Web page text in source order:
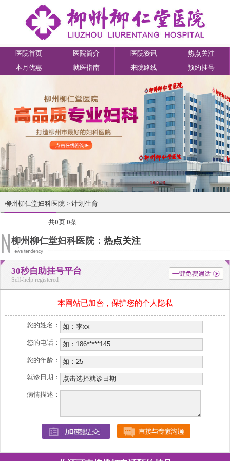
医院首页 医院简介 医院资讯
热点关注
本月优惠
就医指南 来院路线 预约挂号
柳州柳仁堂妇科医院> 计划生育
共0 页0条
柳州柳仁堂妇科医院：热点关注
30秒自助挂号平台
Self-help registered
本网站已加密，保护您的个人隐私
您的姓名：
您的电话：
您的年龄：
就诊日期：
病情描述：